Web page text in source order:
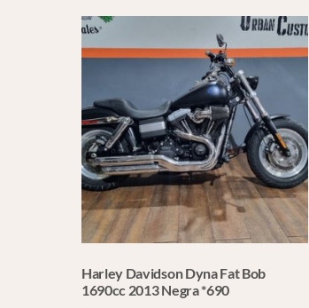
Harley Davidson Dyna Fat Bob
1690cc 2013 Negra *690